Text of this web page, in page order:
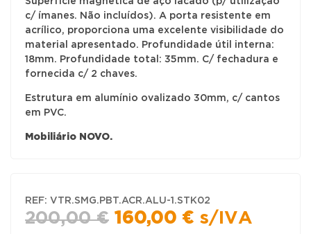
c/ ímanes. Não incluídos). A porta resistente em
acrílico, proporciona uma excelente visibilidade do
material apresentado. Profundidade útil interna:
18mm. Profundidade total: 35mm. C/ fechadura e
fornecida c/ 2 chaves.
Estrutura em alumínio ovalizado 30mm, c/ cantos
em PVC.
Mobiliário NOVO.
REF: VTR.SMG.PBT.ACR.ALU-1.STK02
200,00€ O
160,00 € O
s/IVA